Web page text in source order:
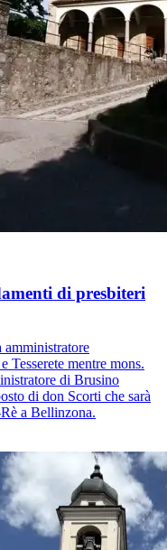
di presbiteri
amministratore
Tesserete mentre mons.
di Brusino
di don Scorti che sarà
a Bellinzona.